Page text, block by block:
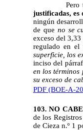
justificadas, es
ningún
de que no se
exceso del
regulado en
superficie, los
inciso del
en los términos
su exceso de
PDF (BOE-A-
103. NO
de los
de Cieza n.º 1